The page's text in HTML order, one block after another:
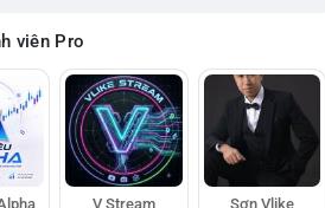
viên Pro
V Stream Sơn Vlike